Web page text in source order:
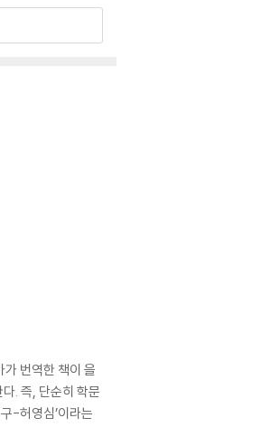
번역한 책이 을
. 즉, 단순히 학문
-허영심’이라는